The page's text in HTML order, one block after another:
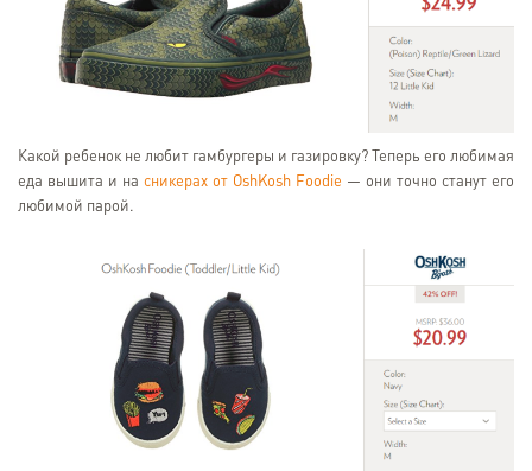
Какой ребенок не любит гамбургеры и газировку? Теперь его любимая
еда вышита и на сникерах от OshKosh Foodie — они точно станут его
любимой парой.